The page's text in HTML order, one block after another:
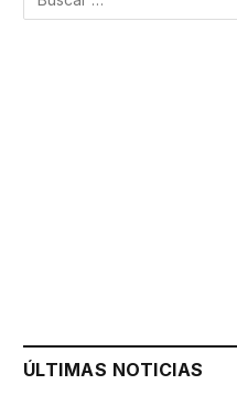
ÚLTIMAS NOTICIAS